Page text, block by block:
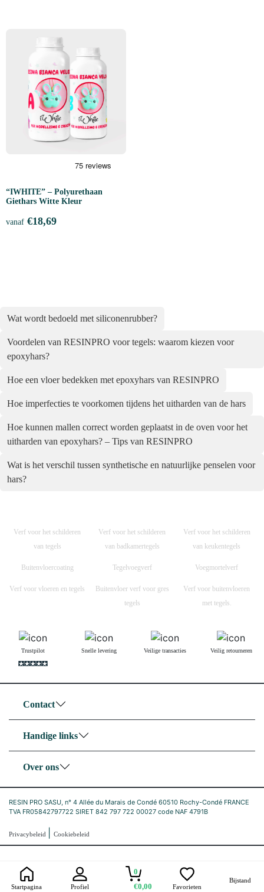
“IWHITE” – Polyurethaan
Giethars Witte Kleur
vanaf €18,69
Wat wordt bedoeld met siliconenrubber?
Voordelen van RESINPRO voor tegels: waarom kiezen voor
epoxyhars?
Hoe een vloer bedekken met epoxyhars van RESINPRO
Hoe imperfecties te voorkomen tijdens het uitharden van de hars
Hoe kunnen mallen correct worden geplaatst in de oven voor het
uitharden van epoxyhars? – Tips van RESINPRO
Wat is het verschil tussen synthetische en natuurlijke penselen voor
hars?
Verf voor het schilderen
van tegels
Verf voor het schilderen
van badkamertegels
Verf voor het schilderen
van keukentegels
Buitenvloercoating Tegelvoegverf Voegmortelverf
Verf voor vloeren en tegels
Buitenvloer verf voor gres
tegels
Verf voor buitenvloeren
met tegels.
Trustpilot Snelle levering Veilige transacties Veilig retourneren
Contact
Handige links
Over ons
RESIN PRO SASU, n° 4 Allée du Marais de Condé 60510 Rochy-Condé FRANCE
TVA FR05842797722 SIRET 842 797 722 00027 code NAF 4791B
Privacybeleid Cookiebeleid
Startpagina Profiel
0
€0,00
Favorieten
Bijstand